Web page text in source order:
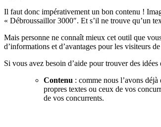
Il faut donc impérativement un bon contenu !
« Débroussaillor 3000″. Et s’il ne trouve qu’un
Mais personne ne connaît mieux cet outil que
d’informations et d’avantages pour les visiteurs
Si vous avez besoin d’aide pour trouver des
Contenu : comme nous l’avons
propres textes ou ceux de vos
de vos concurrents.